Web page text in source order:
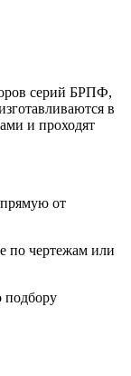
серий БРПФ,
в
и проходят
от
по чертежам или
подбору